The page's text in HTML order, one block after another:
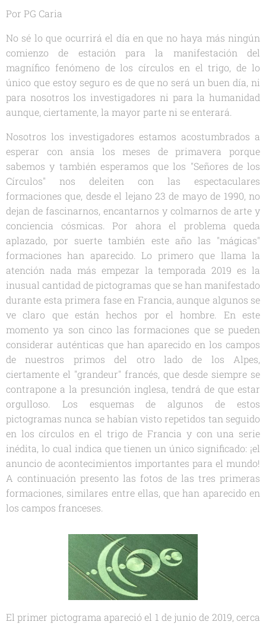
Por PG Caria
No sé lo que ocurrirá el día en que no haya más ningún
comienzo de estación para la manifestación del
magnífico fenómeno de los círculos en el trigo, de lo
único que estoy seguro es de que no será un buen día, ni
para nosotros los investigadores ni para la humanidad
aunque, ciertamente, la mayor parte ni se enterará.
Nosotros los investigadores estamos acostumbrados a
esperar con ansia los meses de primavera porque
sabemos y también esperamos que los "Señores de los
Círculos" nos deleiten con las espectaculares
formaciones que, desde el lejano 23 de mayo de 1990, no
dejan de fascinarnos, encantarnos y colmarnos de arte y
conciencia cósmicas. Por ahora el problema queda
aplazado, por suerte también este año las "mágicas"
formaciones han aparecido. Lo primero que llama la
atención nada más empezar la temporada 2019 es la
inusual cantidad de pictogramas que se han manifestado
durante esta primera fase en Francia, aunque algunos se
ve claro que están hechos por el hombre. En este
momento ya son cinco las formaciones que se pueden
considerar auténticas que han aparecido en los campos
de nuestros primos del otro lado de los Alpes,
ciertamente el "grandeur" francés, que desde siempre se
contrapone a la presunción inglesa, tendrá de que estar
orgulloso. Los esquemas de algunos de estos
pictogramas nunca se habían visto repetidos tan seguido
en los círculos en el trigo de Francia y con una serie
inédita, lo cual indica que tienen un único significado: ¡el
anuncio de acontecimientos importantes para el mundo!
A continuación presento las fotos de las tres primeras
formaciones, similares entre ellas, que han aparecido en
los campos franceses.
El primer pictograma apareció el 1 de junio de 2019, cerca